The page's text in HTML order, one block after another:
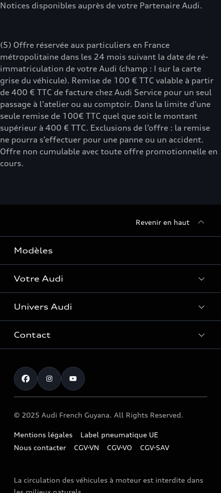
Notices disponibles auprès de votre Partenaire Audi.
(5) Offre réservée aux particuliers en France
métropolitaine dans les 24 mois suivant la date de ré-
immatriculation de votre Audi (champ : I sur la carte
grise du véhicule). Remise de 100 € TTC valable à partir
de 400 € TTC de facture chez Audi Service pour un seul
passage à l’atelier ou au comptoir. Dans la limite d’une
seule remise de 100€ TTC quel que soit le montant
supérieur à 400 € TTC. Exclusions de l’offre : la remise
ne pourra s’effectuer pour une panne ou un accident.
Offre non cumulable avec toute offre promotionnelle en
cours.
Revenir en haut
Modèles
Votre Audi
Entretenir et réparer mon Audi
Accessoires et équipements
Functions on Demand
Audi Assistance
Campagne de rappel Airbag Takata
Univers Audi
Histoire du progrès
myAudi experience
Programme culturel Audi talents
Contact
Service clientèle
© 2025 Audi French Guyana. All Rights Reserved.
Mentions légales
Label pneumatique UE
Nous contacter
CGV-VN CGV-VO CGV-SAV
La circulation des véhicules à moteur est interdite dans